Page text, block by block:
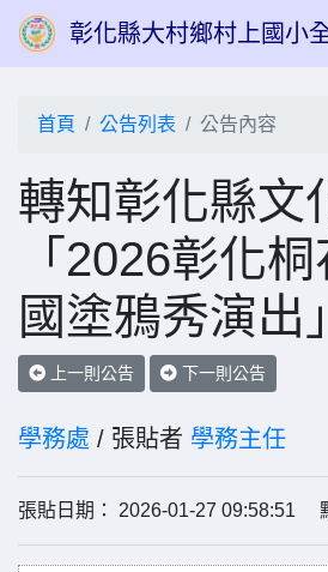
彰化縣大村鄉村上國小
首頁 公告列表 公告內容
轉知彰化縣文
「2026彰化
國塗鴉秀演出
上一則公告 下一則公告
學務處 / 張貼者 學務主任
張貼日期： 2026-01-27 09:58:51